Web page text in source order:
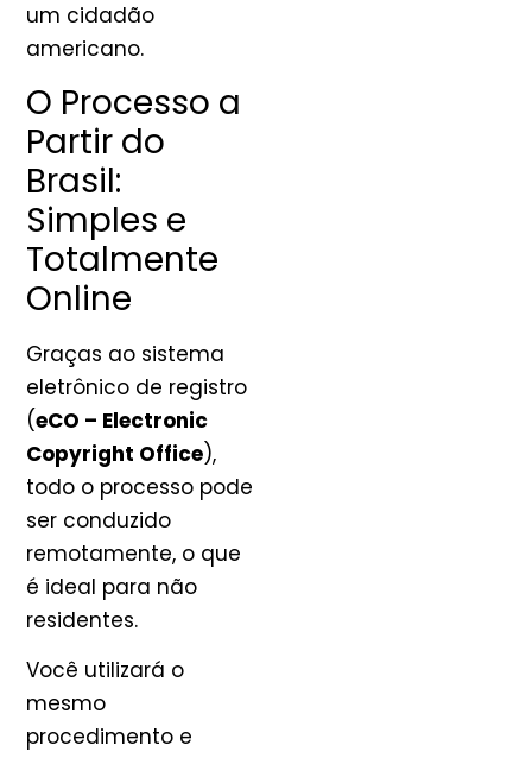
um cidadão
americano.
O Processo a
Partir do
Brasil:
Simples e
Totalmente
Online
Graças ao sistema
eletrônico de registro
(eCO – Electronic
Copyright Office),
todo o processo pode
ser conduzido
remotamente, o que
é ideal para não
residentes.
Você utilizará o
mesmo
procedimento e